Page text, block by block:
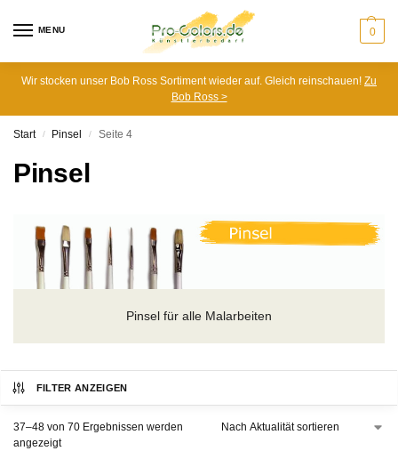
MENU 0
Wir stocken unser Bob Ross Sortiment wieder auf. Gleich reinschauen! Zu
Bob Ross >
Start / Pinsel / Seite 4
Pinsel
Pinsel für alle Malarbeiten
FILTER ANZEIGEN
37–48 von 70 Ergebnissen werden
angezeigt